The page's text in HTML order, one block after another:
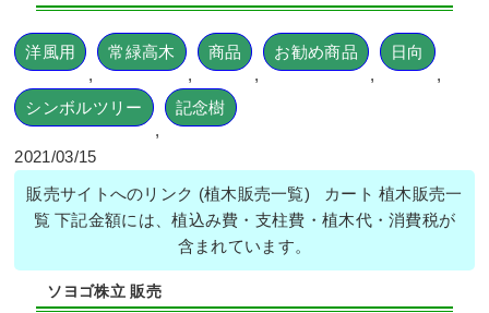
洋風用
,
常緑高木
,
商品
,
お勧め商品
,
日向
,
シンボルツリー
,
記念樹
2021/03/15
販売サイトへのリンク (植木販売一覧) カート 植木販売一
覧 下記金額には、植込み費・支柱費・植木代・消費税が
含まれています。
ソヨゴ株立 販売